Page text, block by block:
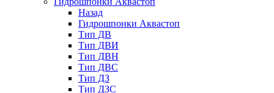
Назад
Гидрошпонки Аквастоп
Тип ДВ
Тип ДВИ
Тип ДВН
Тип ДВС
Тип ДЗ
Тип ДЗС